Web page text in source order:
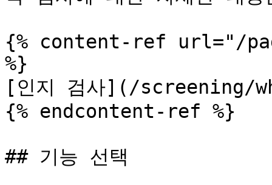
{% content-ref url="/
%}
[인지 검사](/screening/
{% endcontent-ref %}
## 기능 선택